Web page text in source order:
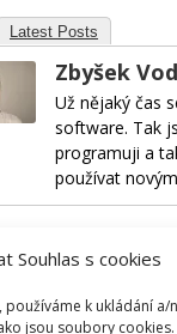
Souhlas s cookies
k ukládání
jsou soubory cookies.
Latest Posts
Zbyšek
Už nějaký čas
software. Tak
programuji a
používat
komentář